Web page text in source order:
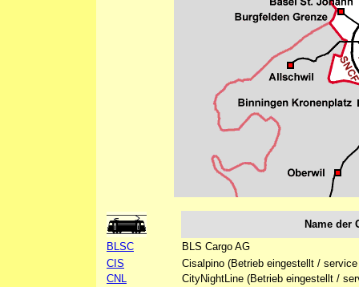
Name der
BLSC
BLS Cargo AG
CIS
Cisalpino (Betrieb eingestellt /
CNL
CityNightLine (Betrieb eingestellt /